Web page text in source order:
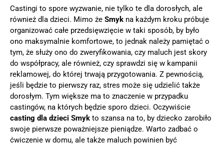
Castingi to spore wyzwanie, nie tylko te dla dorosłych, ale
również dla dzieci. Mimo że Smyk na każdym kroku próbuje
organizować całe przedsięwzięcie w taki sposób, by było
ono maksymalnie komfortowe, to jednak należy pamiętać o
tym, że służy ono do zweryfikowania, czy maluch jest skory
do współpracy, ale również, czy sprawdzi się w kampanii
reklamowej, do której trwają przygotowania. Z pewnością,
jeśli będzie to pierwszy raz, stres może się udzielić także
dorosłym. Tym większe ma to znaczenie w przypadku
castingów, na których będzie sporo dzieci. Oczywiście
casting dla dzieci Smyk to szansa na to, by dziecko zarobiło
swoje pierwsze poważniejsze pieniądze. Warto zadbać o
ćwiczenie w domu, ale także maluch powinien być